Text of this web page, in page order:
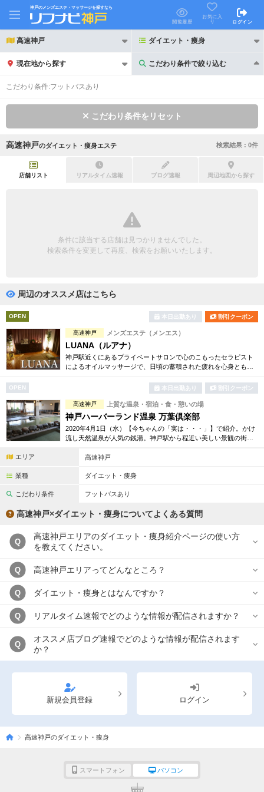
神戸のメンズエステ・マッサージを探すなら
閲覧履歴
お気に入
り
ログイン
高速神戸 ダイエット・痩身
現在地から探す こだわり条件で絞り込む
こだわり条件で絞り込む
初回割引あり リピーター割引あり
団体様歓迎
ペアルームあり
フットバスあり 岩盤浴あり
専用駐車場あり 有資格者在籍
日本人スタッフのみ 女性スタッフのみ
スタッフ指名可 Ｗセラピスト
駅から徒歩5分以内
こだわり条件を変更
こだわり条件:フットバスあり
こだわり条件をリセット
高速神戸のダイエット・痩身エステ 検索結果 : 0件
店舗リスト リアルタイム速報 ブログ速報 周辺地図から探す
条件に該当する店舗は見つかりませんでした。
検索条件を変更して再度、検索をお願いいたします。
周辺のオススメ店はこちら
OPEN 本日出勤あり 割引クーポン
高速神戸 メンズエステ（メンエス）
LUANA（ルアナ）
神戸駅近くにあるプライベートサロンで心のこもったセラピスト
によるオイルマッサージで、日頃の蓄積された疲れを心身ともに
OPEN 本日出勤あり 割引クーポン
高速神戸 上質な温泉・宿泊・食・憩いの場
神戸ハーバーランド温泉 万葉倶楽部
2020年4月1日（水）【今ちゃんの「実は・・・」】で紹介。かけ
流し天然温泉が人気の銭湯。神戸駅から程近い美しい景観の街に
市の温泉郷」です。
エリア 高速神戸
業種 ダイエット・痩身
こだわり条件 フットバスあり
高速神戸×ダイエット・痩身についてよくある質問
Q
高速神戸エリアのダイエット・痩身紹介ページの使い方
を教えてください。
Q 高速神戸エリアってどんなところ？
Q ダイエット・痩身とはなんですか？
Q リアルタイム速報でどのような情報が配信されますか？
Q
オススメ店ブログ速報でどのような情報が配信されます
か？
新規会員登録 ログイン
高速神戸のダイエット・痩身
スマートフォン パソコン